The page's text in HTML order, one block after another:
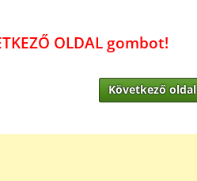
OLDAL gombot!
Következő oldal